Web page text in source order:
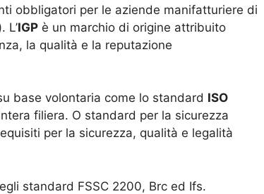
obbligatori per le aziende manifatturiere di
L’IGP è un marchio di origine attribuito
la qualità e la reputazione
base volontaria come lo standard ISO
filiera. O standard per la sicurezza
per la sicurezza, qualità e legalità
standard FSSC 2200, Brc ed Ifs.